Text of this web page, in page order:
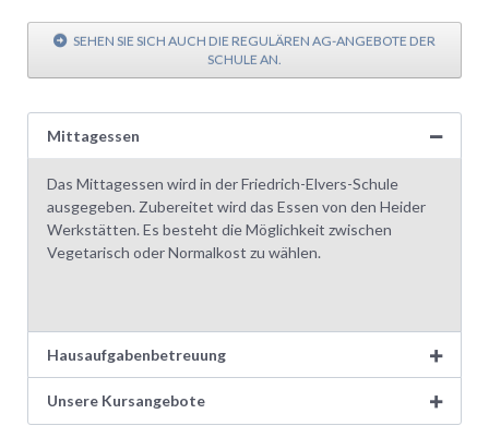
SEHEN SIE SICH AUCH DIE REGULÄREN AG-ANGEBOTE DER
SCHULE AN.
Mittagessen
Das Mittagessen wird in der Friedrich-Elvers-Schule
ausgegeben. Zubereitet wird das Essen von den Heider
Werkstätten. Es besteht die Möglichkeit zwischen
Vegetarisch oder Normalkost zu wählen.
Hausaufgabenbetreuung
Unsere Kursangebote